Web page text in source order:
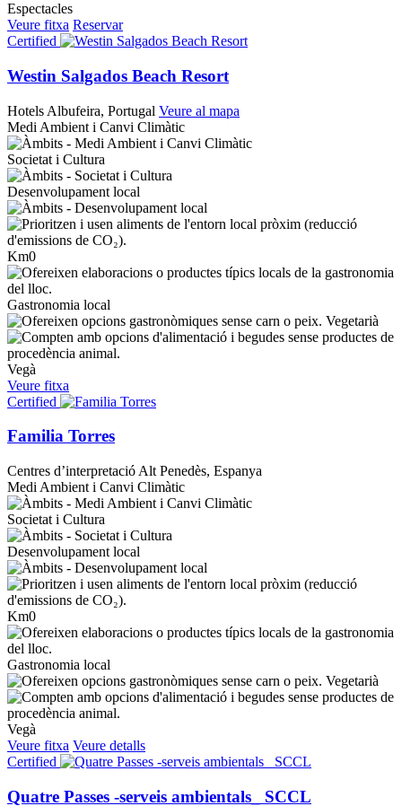
Espectacles
Veure fitxa Reservar
Certified
Westin Salgados Beach Resort
Hotels Albufeira, Portugal Veure al mapa
Medi Ambient i Canvi Climàtic
Societat i Cultura
Desenvolupament local
Km0
Gastronomia local
Vegetarià
Vegà
Veure fitxa
Certified
Familia Torres
Centres d’interpretació Alt Penedès, Espanya
Medi Ambient i Canvi Climàtic
Societat i Cultura
Desenvolupament local
Km0
Gastronomia local
Vegetarià
Vegà
Veure fitxa Veure detalls
Certified
Quatre Passes -serveis ambientals_ SCCL